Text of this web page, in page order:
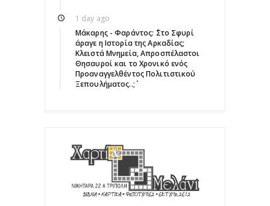
1 day ago
Μάκαρης - Φαράντος: ΄΄Στο Σφυρί
άραγε η Ιστορία της Αρκαδίας;
Κλειστά Μνημεία, Απροσπέλαστοι
Θησαυροί και το Χρονικό ενός
Προαναγγελθέντος Πολιτιστικού
Ξεπουλήματος..;΄΄